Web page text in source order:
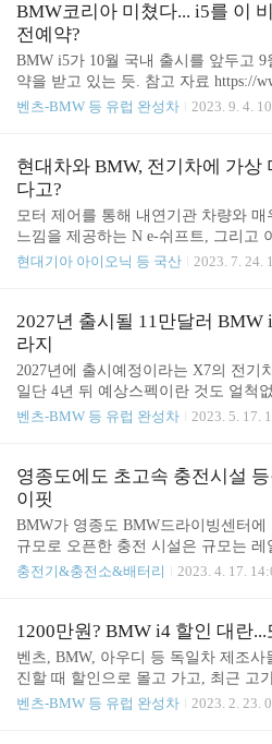
ess.bmwgroup.com/global/article/detail/
-first-ever-bmw-i7-protection-the-new-
tection?language=en The first-ever
he new BMW 7 Series Protection. The
oped on the basis of..
BMW코리아 미쳤다... i5를 이
전예약?
BMW i5가 10월 국내 출시를 앞두고 9
약을 받고 있는 듯. 참고 자료 https://
ko/all-models/bmw-i/i5/bmw-i5-
에 따라 다를 수 있지만 일반적인 충
속 충전 시, 최대 205kW, 10-80%까지
니다. AC 완속 충전 시, 최대 11kW, 0-
시간 15분 www.bmw.co.kr BMW가 할
랜드는 아니니까 가격 책정 전략에 거
약간 이해는 하지만, 공개된 국내 예약
벤츠-BMW 등 유럽 완성차 2023. 9. 4.
현대차와 BMW, 전기차에 가상
다고?
모터 제어를 통해 내연기관 차량와 매
느낌을 제공하는 N e-쉬프트, 그리고
상의 엔진 RPM과 기어단이 클러스터
변속 시스템 ‘N e-쉬프트(N e-Shift)’
시스템 ‘N 액티브 사운드 플러스(N
NAS+)로 운전의 재미를 높였으며, 다
술이 함께 탑재돼 일상에서도 즐겁고
이 가능하다. https://n.news.naver.com/
9/0002730472?sid=101 현대차 '아이오
가 ‘..
현대기아 아이오닉 등 국산 2023. 7. 24.
2027년 출시될 11만달러 BMW
라지
2027년에 출시예정이라는 X7의 전기
일단 4년 뒤 예상스펙이란 것도 얼척
를 100kWh를 넣고 주행가능거리도 제
네 하는 마당에... 출처 https://
pcoming-bmw-ix7-electric-car-in-2027/
W IX7 Electric Car: Release Date,
Upcoming BMW iX7 Electric Car
rice, around $110,000: Range, 315
벤츠-BMW 등 유럽 완성차 2023. 5. 17.
영종도에도 초고속 충전시설
이핏
BMW가 영종도 BMW드라이빙센터에
규모로 오픈한 충전 시설은 규모는 레
도가 좀 안나온다. 급속이 50kW를 설
아, 인천 드라이빙센터에 국내 최대
| 연합뉴스 (서울=연합뉴스) 김보경
리아가 19일 인천 영종도 BMW 드라
... www.yna.co.kr 물론 왕산해수욕장
충전기&충전소&배터리 2023. 4. 17.
1200만원? BMW i4 할인 대란
벤츠, BMW, 아우디 등 독일차 제조사
진할 때 할인으로 몰고 가고, 최근 고
매가 부진한 상황인 것도 사실인데....
벤츠-BMW 등 유럽 완성차 2023. 2. 23.